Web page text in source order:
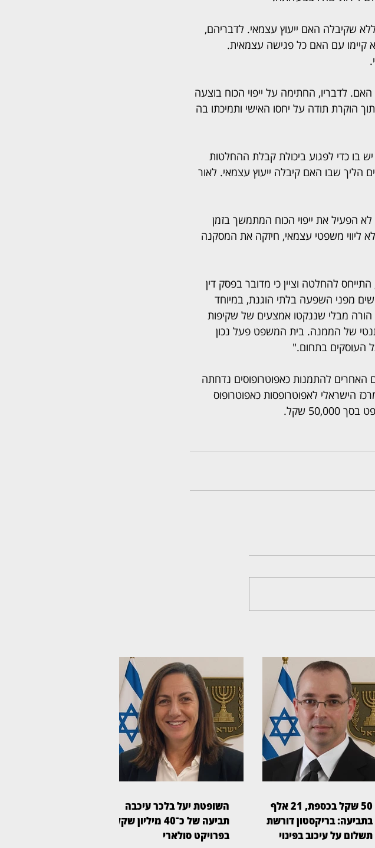
שקיבלה האם ייעוץ עצמאי. לדבריהם,
קיימו עם האם כל פגישה עצמאית.
לדבריו, החתימה על ייפוי הכוח בוצעה
הוקרת תודה על יחסו האישי ותמיכתו בה
בו כדי לפגוע ביכולת קבלת ההחלטות
הליך שבו האם קיבלה ייעוץ עצמאי. לאור
הפעיל את ייפוי הכוח המתמשך בזמן
ליווי משפטי עצמאי, חיזקה את המסקנה
להחלטה וציין כי מדובר בפסק דין
מפני השפעה בלתי הוגנת, במיוחד
מבלי שננקטו אמצעים של שקיפות
של הממנה. בית המשפט פעל נכון
העוסקים בתחום."
להתמנות כאפוטרופוסים נדחתה
הישראלי לאפוטרופסות כאפוטרופוס
שקל.
50 שקל בכספת, 21 אלף
בתביעה: בריקסטון דורשת
תשלום על עיכוב בפינוי
השופטת יעל בלכר עיכבה
תביעה של כ־40 מיליון שקל
בפרויקט סולארי